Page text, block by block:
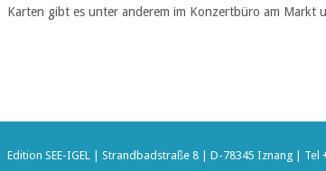
Karten gibt es unter anderem im Konzertbüro am Markt
Edition SEE-IGEL | Strandbadstraße 8 | D-78345 Iznang | Tel